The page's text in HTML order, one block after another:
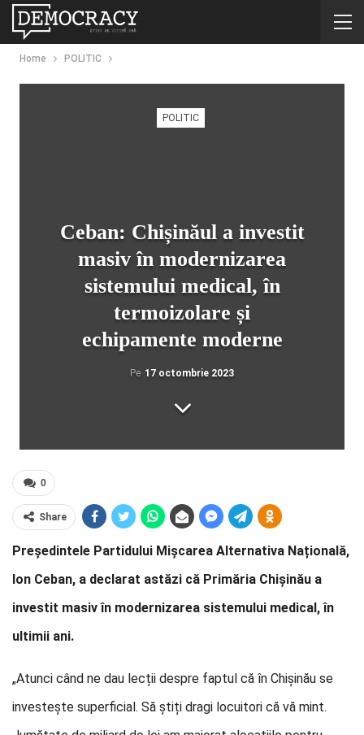
Home POLITIC
POLITIC
Ceban: Chișinăul a investit
masiv în modernizarea
sistemului medical, în
termoizolare și
echipamente moderne
Pe 17 octombrie 2023
0
Share
Președintele Partidului Mișcarea Alternativa Națională,
Ion Ceban, a declarat astăzi că Primăria Chișinău a
investit masiv în modernizarea sistemului medical, în
ultimii ani.
„Atunci când ne dau lecții despre faptul că în Chișinău se
investește superficial. Să știți dragi locuitori că vă mint.